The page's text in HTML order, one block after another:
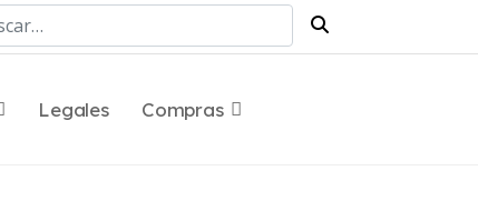
Legales Compras